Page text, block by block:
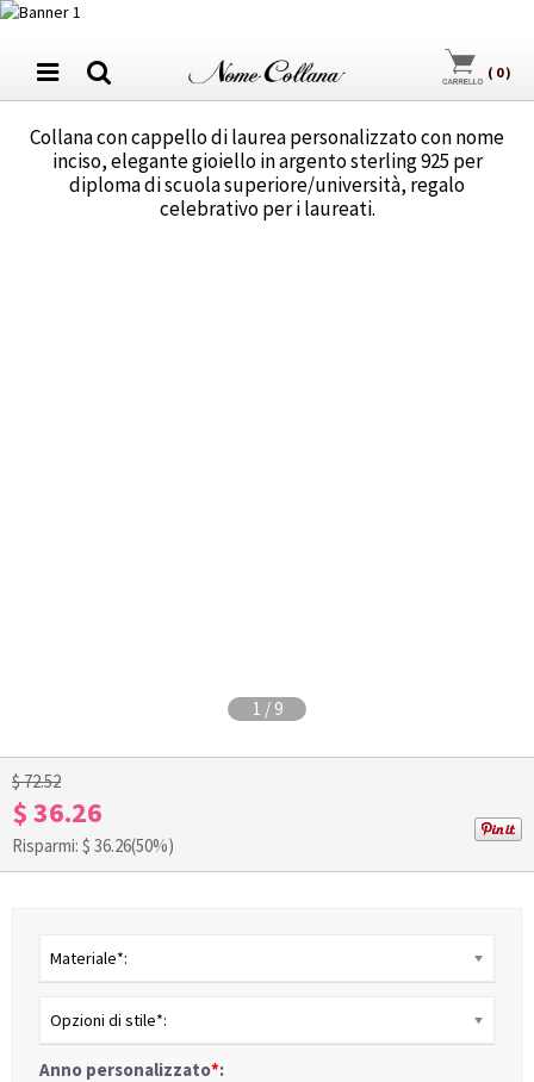
( 0)
Collana con cappello di laurea personalizzato con nome
inciso, elegante gioiello in argento sterling 925 per
diploma di scuola superiore/università, regalo
celebrativo per i laureati.
1 / 9
$ 72.52
$ 36.26
Risparmi: $ 36.26(50%)
Materiale*:
Opzioni di stile*:
Anno personalizzato*: